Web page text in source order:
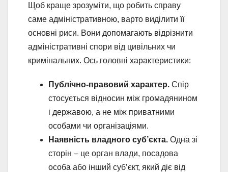
Щоб краще зрозуміти, що робить справу
саме адміністративною, варто виділити її
основні риси. Вони допомагають відрізнити
адміністративні спори від цивільних чи
кримінальних. Ось головні характеристики:
Публічно-правовий характер. Спір
стосується відносин між громадянином
і державою, а не між приватними
особами чи організаціями.
Наявність владного суб’єкта. Одна зі
сторін – це орган влади, посадова
особа або інший суб’єкт, який діє від